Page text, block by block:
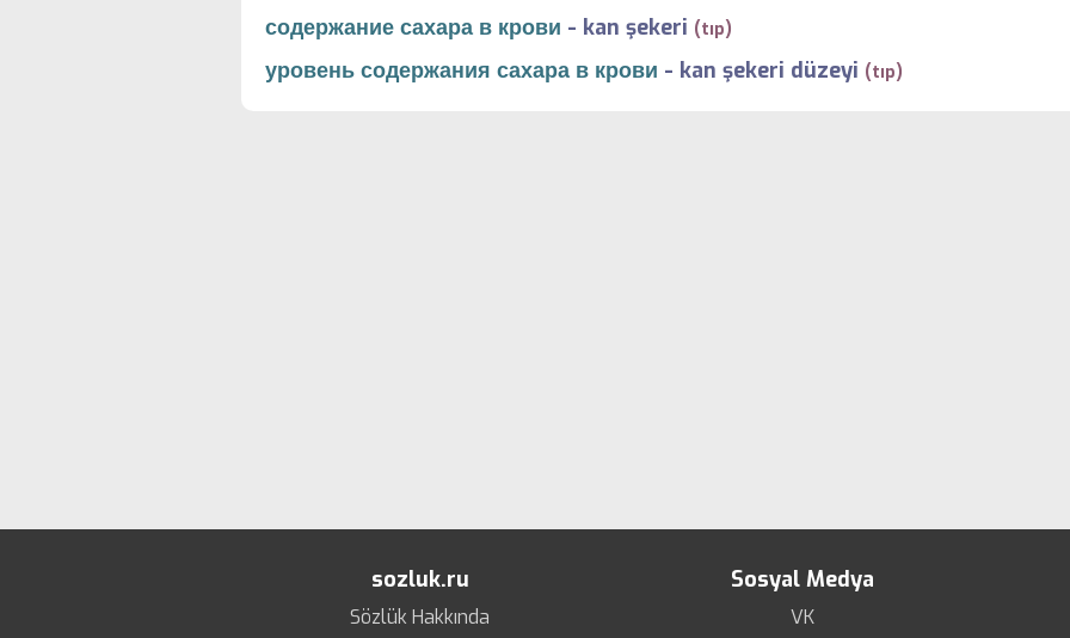
содержание сахара в крови - kan şekeri (tıp)
уровень содержания сахара в крови - kan şekeri düzeyi (tıp)
sozluk.ru
Sözlük Hakkında
Sosyal Medya
VK